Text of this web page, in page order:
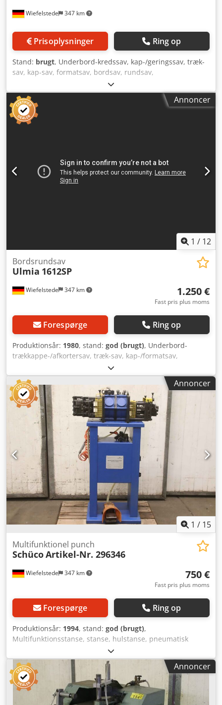
Wiefelstede 347 km
Prisoplysninger Ring op
Stand: brugt, Underbord-kredssav, kap-/geringssav, træk-
sav, kap-sav, formatsav, bordsav, rundsav,
præcisionsrundsav Codpfx Ahom Sk H Ieasha - Fabrikat:
Rapid, bordsav med savenhed 45° svingbar - Type: PK 100
- Motoreffekt: 2,5 kW / 2850 o/min - Savklinge: Ø 175 mm
(maks. Ø 300 mm) - Skærehøjde: 37 mm ved savklinge Ø
175 mm (maks. ca. 100 mm) - Skærebrede: 350 mm -
Annoncer
1 / 12
Wiefelstede 347 km
Bordsrundsav
Ulmia 1612SP
1.250 €
Fast pris plus moms
Forespørge Ring op
Produktionsår: 1980, stand: god (brugt), Underbord-
trækkappe-/afkortersav, træk-sav, kap-/formatsav,
bordrundsav, rundsav - Fabrikat: Ulmia, rundsav type
1612SP - Motoreffekt: 2,2 kW / 2800 omdr./min. - Savklinge:
Ø 280 mm - Skydeslæde: tilgængelig - Max. skærehøjde: 70
mm - Geringssnit: op til 45° - Længdeanslag: op til ca. 800
mm - Dimensioner: 1000/1340/H980 mm - Vægt: 306 kg
Cedpfx Ahsf D H Hbjaeha
Annoncer
1 / 15
Wiefelstede 347 km
Multifunktionel punch
SchücoArtikel-Nr. 296346
750 €
Fast pris plus moms
Forespørge Ring op
Produktionsår: 1994, stand: god (brugt),
Multifunktionsstanse, stanse, hulstanse, pneumatisk
hulstanse Codpfx Aevmq Utehajha - Varenummer: 296 346
- Dimensioner: 800/400/H1200 mm - Vægt: 170 kg
Annoncer